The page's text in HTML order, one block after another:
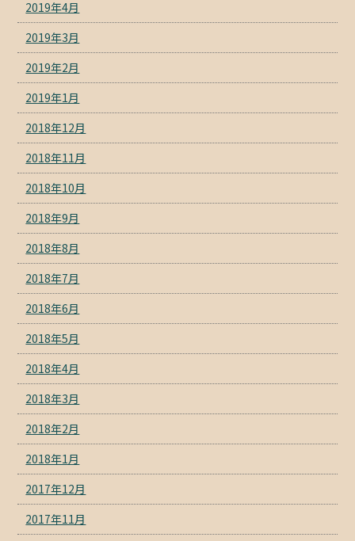
2019年4月
2019年3月
2019年2月
2019年1月
2018年12月
2018年11月
2018年10月
2018年9月
2018年8月
2018年7月
2018年6月
2018年5月
2018年4月
2018年3月
2018年2月
2018年1月
2017年12月
2017年11月